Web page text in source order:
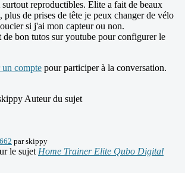
reproductibles. Elite a fait de beaux
plus de prises de tête je peux changer de vélo
si j'ai mon capteur ou non.
bon tutos sur youtube pour configurer le
un compte pour participer à la conversation.
Auteur du sujet
parskippy
le sujet Home Trainer Elite Qubo Digital